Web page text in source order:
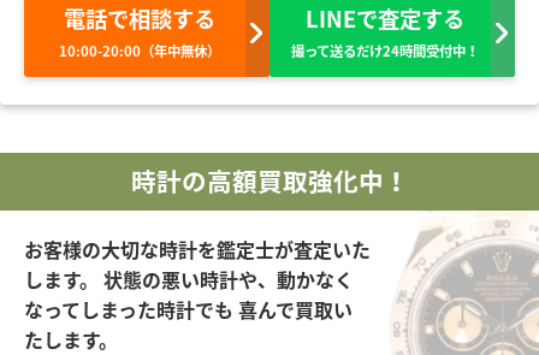
電話で相談する
10:00-20:00（年中無休）
LINEで査定する
撮って送るだけ24時間受付中！
時計の高額買取強化中！
お客様の大切な時計を鑑定士が査定いた
します。 状態の悪い時計や、動かなく
なってしまった時計でも 喜んで買取い
たします。